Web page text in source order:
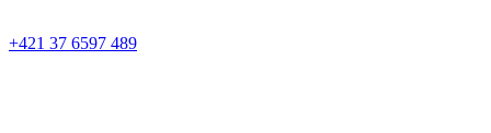
+421 37 6597 489